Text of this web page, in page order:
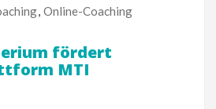
, Online-Coaching
fördert
MTI